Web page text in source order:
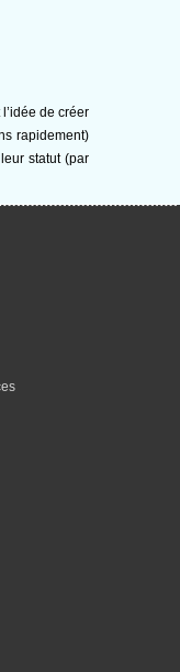
de créer
rapidement)
statut (par